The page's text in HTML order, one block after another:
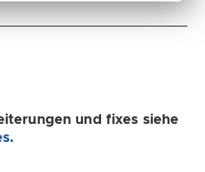
und fixes siehe